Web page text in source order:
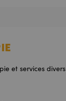
et services